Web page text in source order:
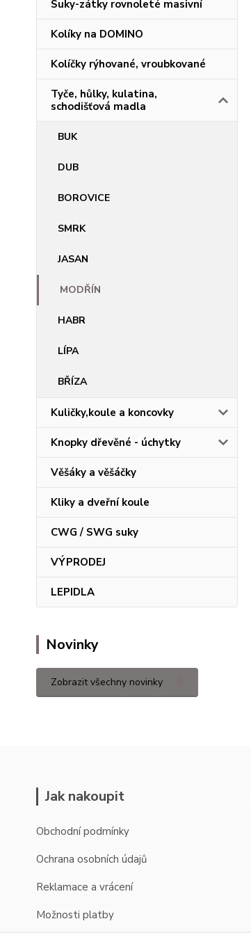
Suky-zátky rovnoleté masivní
Kolíky na DOMINO
Kolíčky rýhované, vroubkované
Tyče, hůlky, kulatina,
schodišťová madla
BUK
DUB
BOROVICE
SMRK
JASAN
MODŘÍN
HABR
LÍPA
BŘÍZA
Kuličky,koule a koncovky
Knopky dřevěné - úchytky
Věšáky a věšáčky
Kliky a dveřní koule
CWG / SWG suky
VÝPRODEJ
LEPIDLA
Novinky
Zobrazit všechny novinky
Jak nakoupit
Obchodní podmínky
Ochrana osobních údajů
Reklamace a vrácení
Možnosti platby